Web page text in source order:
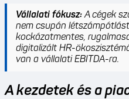
Vállalati fókusz:A cégek
nem csupán
kockázatmentes,
digitalizált HR-
van a vállalati EBITDA-ra.
A kezdetek és a